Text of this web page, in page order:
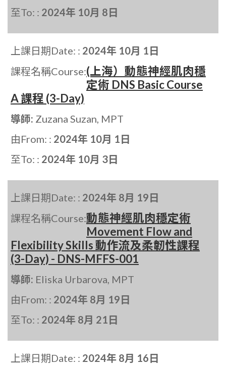
至To: : 2024年 10月 8日
上課日期Date: : 2024年 10月 1日
課程名稱Course:(上海）動態神經肌肉穩
定術 DNS Basic Course
A 課程 (3-Day)
導師: Zuzana Suzan, MPT
由From: : 2024年 10月 1日
至To: : 2024年 10月 3日
上課日期Date: : 2024年 8月 19日
課程名稱Course:動態神經肌肉穩定術
Movement Flow and
Flexibility Skills 動作流及柔韌性課程
(3-Day) - DNS-MFFS-001
導師: Eliska Urbarova, MPT
由From: : 2024年 8月 19日
至To: : 2024年 8月 21日
上課日期Date: : 2024年 8月 16日